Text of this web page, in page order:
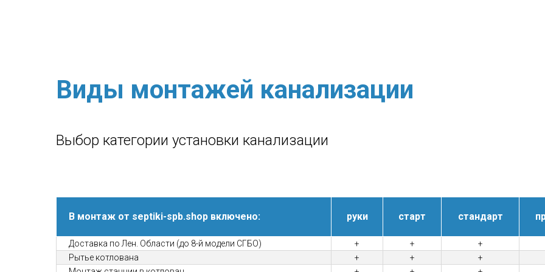
Виды монтажей канализации
Выбор категории установки канализации
В монтаж от septiki-spb.shop включено: руки старт стандарт
Доставка по Лен. Области (до 8-й модели СГБО) + + +
Рытье котлована
+ + +